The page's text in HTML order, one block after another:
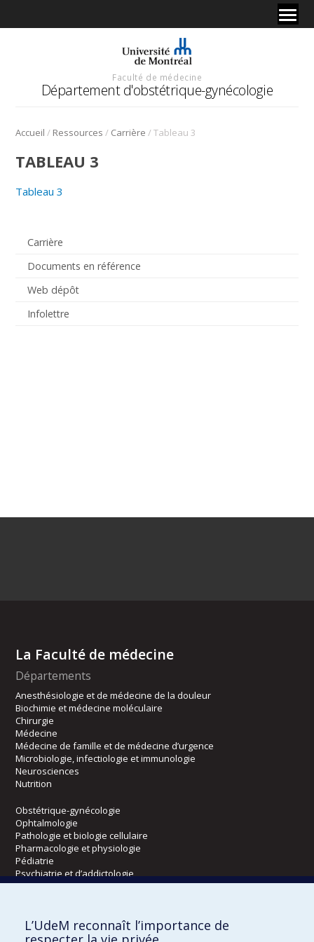
Faculté de médecine
Département d'obstétrique-gynécologie
Accueil / Ressources / Carrière /Tableau 3
Carrière
Documents en référence
Web dépôt
Infolettre
TABLEAU 3
Tableau 3
La Faculté de médecine
Départements
Anesthésiologie et de médecine de la douleur
Biochimie et médecine moléculaire
Chirurgie
Médecine
Médecine de famille et de médecine d’urgence
Microbiologie, infectiologie et immunologie
Neurosciences
Nutrition
Obstétrique-gynécologie
Ophtalmologie
Pathologie et biologie cellulaire
Pharmacologie et physiologie
Pédiatrie
Psychiatrie et d’addictologie
Radiologie, radio-oncologie et médecine nucléaire
Écoles
L’UdeM reconnaît l’importance de